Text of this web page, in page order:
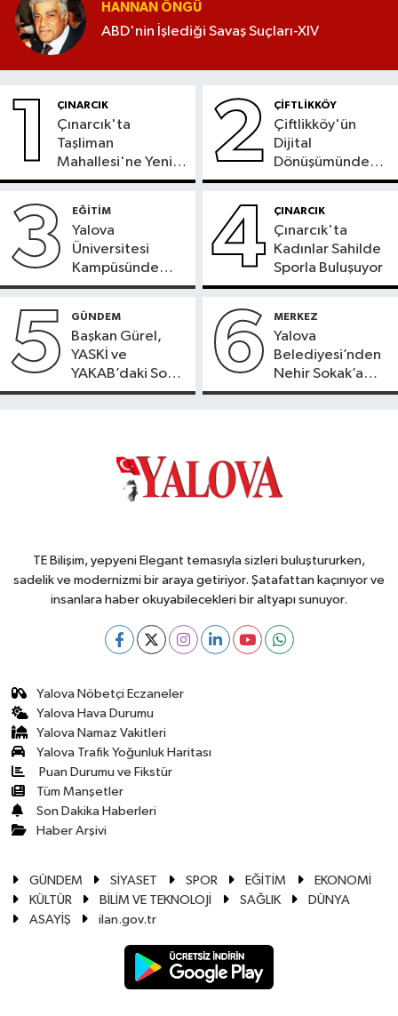
HANNAN ÖNGÜ
ABD'nin İşlediği Savaş Suçları-XIV
1 ÇINARCIK
Çınarcık'ta
Taşliman
Mahallesi'ne Yeni
Ortak ATM
2 ÇİFTLİKKÖY
Çiftlikköy'ün
Dijital
Dönüşümünde
Yeni Dönem
3 EĞİTİM
Yalova
Üniversitesi
Kampüsünde
Doğaya Sülün
4 ÇINARCIK
Çınarcık'ta
Kadınlar Sahilde
Sporla Buluşuyor
5 GÜNDEM
Başkan Gürel,
YASKİ ve
YAKAB’daki Son
Durumu Açıkladı
6 MERKEZ
Yalova
Belediyesi’nden
Nehir Sokak’a
Konforlu Dokunuş
TE Bilişim, yepyeni Elegant temasıyla sizleri buluştururken,
sadelik ve modernizmi bir araya getiriyor. Şatafattan kaçınıyor ve
insanlara haber okuyabilecekleri bir altyapı sunuyor.
Yalova Nöbetçi Eczaneler
Yalova Hava Durumu
Yalova Namaz Vakitleri
Yalova Trafik Yoğunluk Haritası
Puan Durumu ve Fikstür
Tüm Manşetler
Son Dakika Haberleri
Haber Arşivi
GÜNDEM SİYASET SPOR EĞİTİM
EKONOMİ
KÜLTÜR
BİLİM VE TEKNOLOJİ SAĞLIK
DÜNYA
ASAYİŞ
ilan.gov.tr